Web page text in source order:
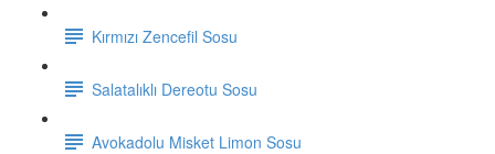
Kırmızı Zencefil Sosu
Salatalıklı Dereotu Sosu
Avokadolu Misket Limon Sosu